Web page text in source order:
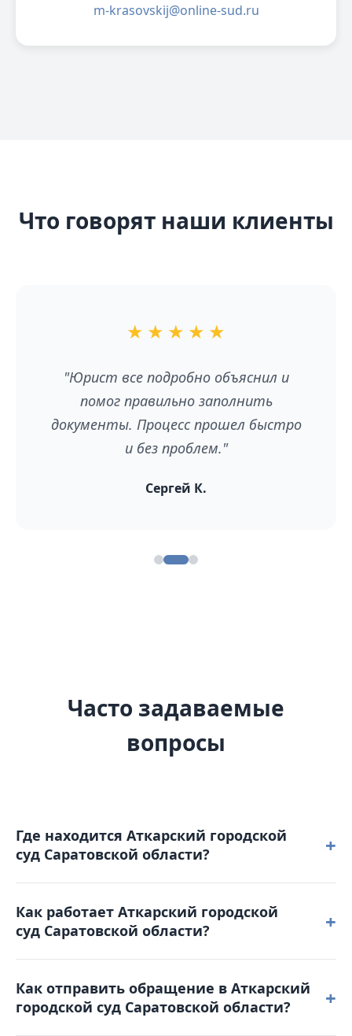
m-krasovskij@online-sud.ru
Что говорят наши клиенты
★ ★ ★ ★ ★
"Юрист все подробно объяснил и
помог правильно заполнить
документы. Процесс прошел быстро
и без проблем."
Сергей К.
Часто задаваемые
вопросы
Где находится Аткарский городской
суд Саратовской области?
+
расположен по адресу: 412420, Саратовская
область, г. Аткарск, ул. Советская, д. 94.
Как работает Аткарский городской
суд Саратовской области?
+
00 пятница: с 9-00 до 16-45. Обеденный перерыв с
13-00 до 13-45. Выходные дни: суббота,
Как отправить обращение в Аткарский
городской суд Саратовской области?
+